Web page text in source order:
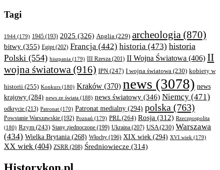
Tagi
1944 (179) 1945 (193) 2025 (326) Anglia (229) archeologia (870)
bitwy (355) Egipt(202) Francja (442) historia (473) historia
Polski (554) hiszpania (179) III Rzesza (201) II Wojna Światowa (406) II
wojna światowa (916) IPN (247) I wojna światowa (230) kobiety w
historii (255) Konkurs (180) Kraków (370) news (3078) news
krajowy (284) news ze świata (188) news światowy (346) Niemcy (471)
odkrycie (213) Patronat (170) Patronat medialny (294) polska (763)
Powstanie Warszawskie (192) Poznań (179) PRL(264) Rosja (312) Rzeczpospolita
(180) Rzym (243) Stany zjednoczone (199) Ukraina (207) USA(230) Warszawa
(434) Wielka Brytania (268) Włochy (196) XIX wiek (294) XVI wiek (179)
XX wiek (404) ZSRR (208) Średniowiecze (314)